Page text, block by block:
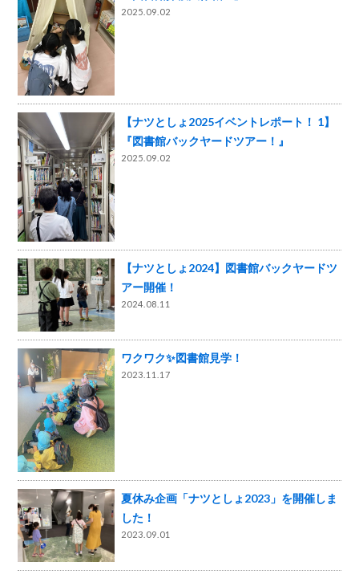
2025.09.02
【ナツとしょ2025イベントレポート！ 1】
『図書館バックヤードツアー！』
2025.09.02
【ナツとしょ2024】図書館バックヤードツ
アー開催！
2024.08.11
ワクワク✨図書館見学！
2023.11.17
夏休み企画「ナツとしょ2023」を開催しま
した！
2023.09.01